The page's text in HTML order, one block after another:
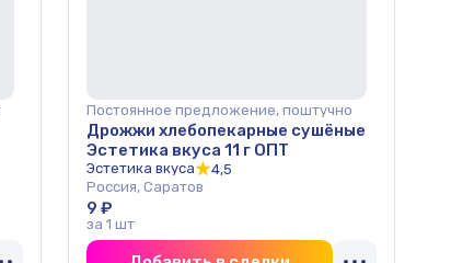
Постоянное предложение, поштучно
Дрожжи хлебопекарные сушёные
Эстетика вкуса 11 г ОПТ
Эстетика вкуса
4,5
Россия, Саратов
9 ₽
за 1 шт